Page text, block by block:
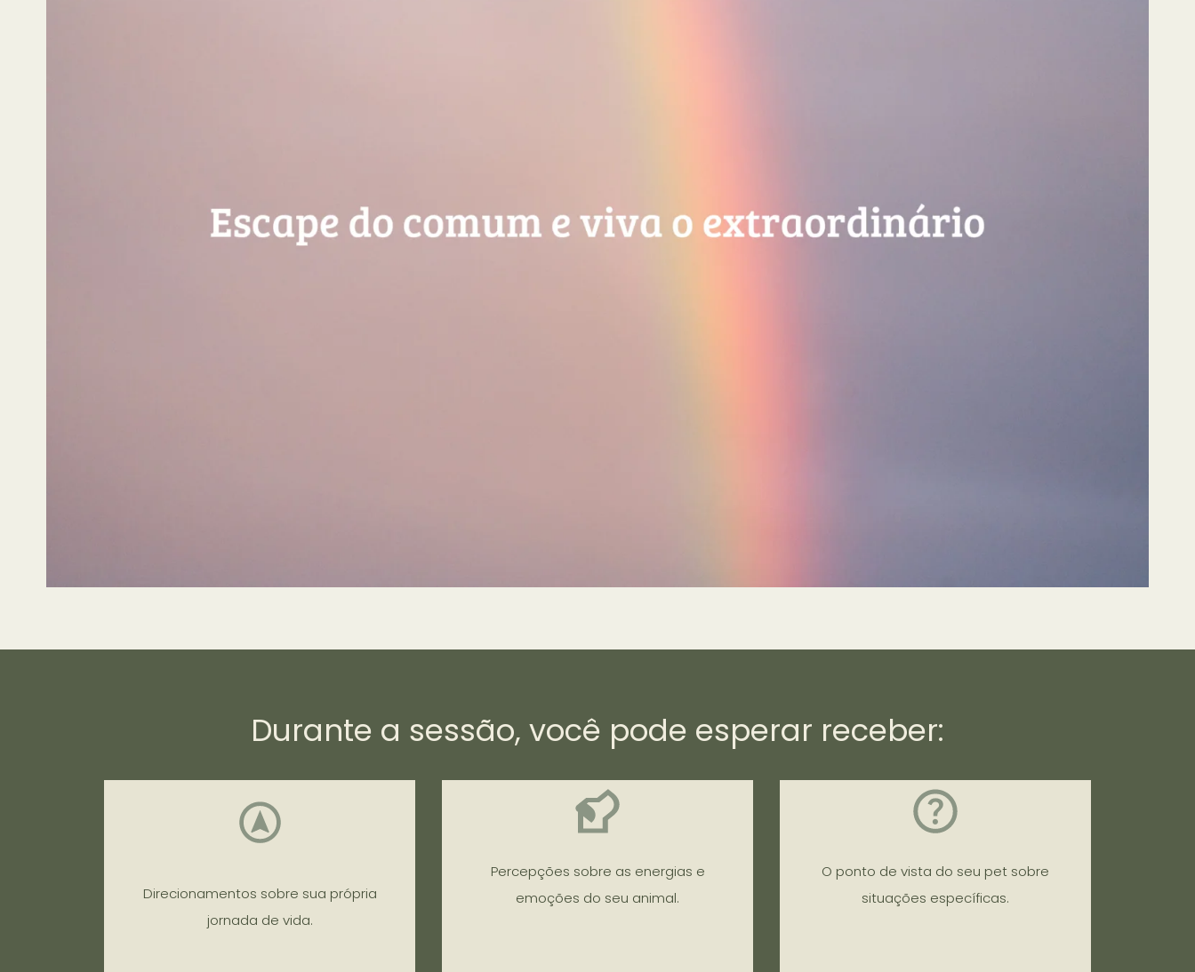
Durante a sessão, você pode esperar receber:
Direcionamentos sobre sua própria
jornada de vida.
Percepções sobre as energias e
emoções do seu animal.
O ponto de vista do seu pet sobre
situações específicas.